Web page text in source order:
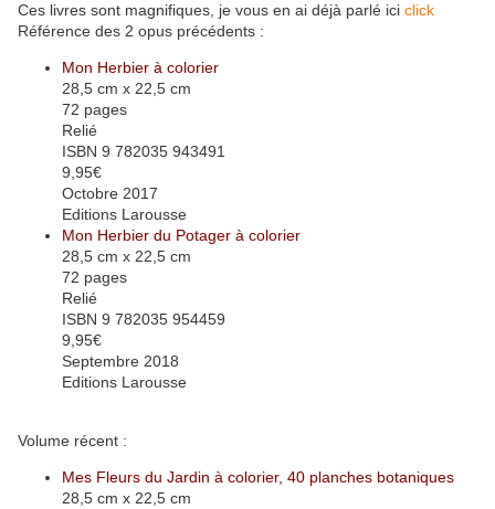
Ces livres sont magnifiques, je vous en ai déjà parlé ici click
Référence des 2 opus précédents :
Mon Herbier à colorier
28,5 cm x 22,5 cm
72 pages
Relié
ISBN 9 782035 943491
9,95€
Octobre 2017
Editions Larousse
Mon Herbier du Potager à colorier
28,5 cm x 22,5 cm
72 pages
Relié
ISBN 9 782035 954459
9,95€
Septembre 2018
Editions Larousse
Volume récent :
Mes Fleurs du Jardin à colorier, 40 planches botaniques
28,5 cm x 22,5 cm